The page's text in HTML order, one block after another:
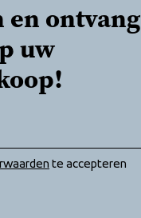
en ontvang
uw
te accepteren